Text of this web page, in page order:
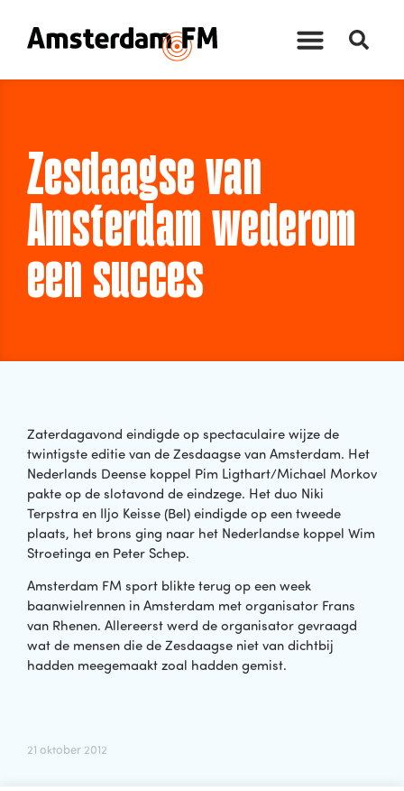
Zesdaagse van
Amsterdam wederom
een succes
Zaterdagavond eindigde op spectaculaire wijze de
twintigste editie van de Zesdaagse van Amsterdam. Het
Nederlands Deense koppel Pim Ligthart/Michael Morkov
pakte op de slotavond de eindzege. Het duo Niki
Terpstra en Iljo Keisse (Bel) eindigde op een tweede
plaats, het brons ging naar het Nederlandse koppel Wim
Stroetinga en Peter Schep.
Amsterdam FM sport blikte terug op een week
baanwielrennen in Amsterdam met organisator Frans
van Rhenen. Allereerst werd de organisator gevraagd
wat de mensen die de Zesdaagse niet van dichtbij
hadden meegemaakt zoal hadden gemist.
21 oktober 2012